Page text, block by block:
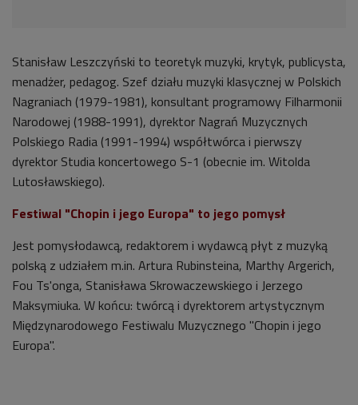
Stanisław Leszczyński to teoretyk muzyki, krytyk, publicysta,
menadżer, pedagog. Szef działu muzyki klasycznej w Polskich
Nagraniach (1979-1981), konsultant programowy Filharmonii
Narodowej (1988-1991), dyrektor Nagrań Muzycznych
Polskiego Radia (1991-1994) współtwórca i pierwszy
dyrektor Studia koncertowego S-1 (obecnie im. Witolda
Lutosławskiego).
Festiwal "Chopin i jego Europa" to jego pomysł
Jest pomysłodawcą, redaktorem i wydawcą płyt z muzyką
polską z udziałem m.in. Artura Rubinsteina, Marthy Argerich,
Fou Ts'onga, Stanisława Skrowaczewskiego i Jerzego
Maksymiuka. W końcu: twórcą i dyrektorem artystycznym
Międzynarodowego Festiwalu Muzycznego "Chopin i jego
Europa".